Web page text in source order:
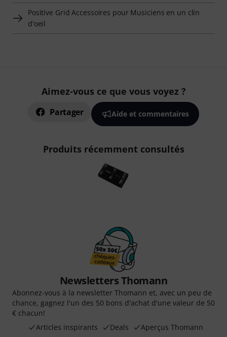
Positive Grid Accessoires pour Musiciens en un clin
d'oeil
Aimez-vous ce que vous voyez ?
Partager Aide et commentaires
Produits récemment consultés
Newsletters Thomann
Abonnez-vous à la newsletter Thomann et, avec un peu de
chance, gagnez l'un des 50 bons d'achat d'une valeur de 50
€ chacun!
Articles inspirants
Deals Aperçus Thomann